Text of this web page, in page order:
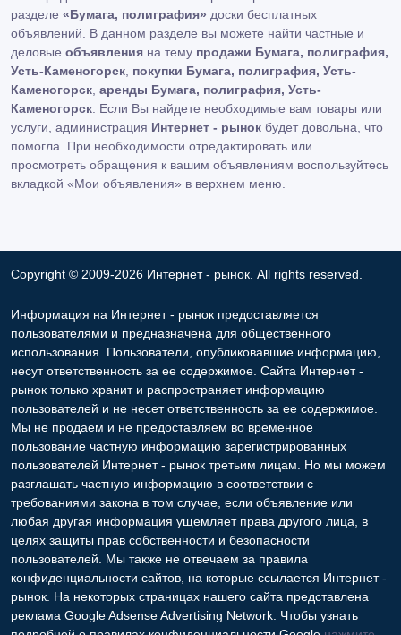
разделе «Бумага, полиграфия» доски бесплатных
объявлений. В данном разделе вы можете найти частные и
деловые объявления на тему продажи Бумага, полиграфия,
Усть-Каменогорск покупки Бумага, полиграфия, Усть-
Каменогорск аренды Бумага, полиграфия, Усть-
Каменогорск . Если Вы найдете необходимые вам товары или
услуги, администрация Интернет - рынок будет довольна, что
помогла. При необходимости отредактировать или
просмотреть обращения к вашим объявлениям воспользуйтесь
вкладкой «Мои объявления» в верхнем меню.
Copyright © 2009-2026 Интернет - рынок. All rights reserved.
Информация на Интернет - рынок предоставляется
пользователями и предназначена для общественного
использования. Пользователи, опубликовавшие информацию,
несут ответственность за ее содержимое. Сайта Интернет -
рынок только хранит и распространяет информацию
пользователей и не несет ответственность за ее содержимое.
Мы не продаем и не предоставляем во временное
пользование частную информацию зарегистрированных
пользователей Интернет - рынок третьим лицам. Но мы можем
разглашать частную информацию в соответствии с
требованиями закона в том случае, если объявление или
любая другая информация ущемляет права другого лица, в
целях защиты прав собственности и безопасности
пользователей. Мы также не отвечаем за правила
конфиденциальности сайтов, на которые ссылается Интернет -
рынок. На некоторых страницах нашего сайта представлена
реклама Google Adsense Advertising Network. Чтобы узнать